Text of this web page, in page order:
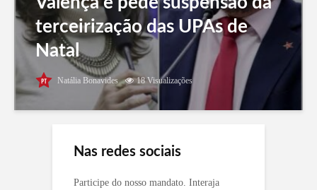
terceirização das UPAs de
Natal
Natália Bonavides 18 Visualizações
Nas redes sociais
Participe do nosso mandato. Interaja